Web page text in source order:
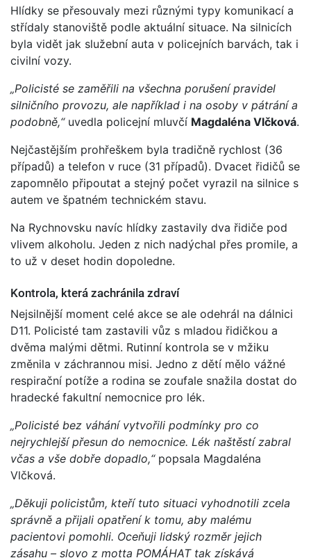
Hlídky se přesouvaly mezi různými typy komunikací a
střídaly stanoviště podle aktuální situace. Na silnicích
byla vidět jak služební auta v policejních barvách, tak i
civilní vozy.
„Policisté se zaměřili na všechna porušení pravidel
silničního provozu, ale například i na osoby v pátrání a
podobně,“uvedla policejní mluvčí Magdaléna Vlčková.
Nejčastějším prohřeškem byla tradičně rychlost (36
případů) a telefon v ruce (31 případů). Dvacet řidičů se
zapomnělo připoutat a stejný počet vyrazil na silnice s
autem ve špatném technickém stavu.
Na Rychnovsku navíc hlídky zastavily dva řidiče pod
vlivem alkoholu. Jeden z nich nadýchal přes promile, a
to už v deset hodin dopoledne.
Kontrola, která zachránila zdraví
Nejsilnější moment celé akce se ale odehrál na dálnici
D11. Policisté tam zastavili vůz s mladou řidičkou a
dvěma malými dětmi. Rutinní kontrola se v mžiku
změnila v záchrannou misi. Jedno z dětí mělo vážné
respirační potíže a rodina se zoufale snažila dostat do
hradecké fakultní nemocnice pro lék.
„Policisté bez váhání vytvořili podmínky pro co
nejrychlejší přesun do nemocnice. Lék naštěstí zabral
včas a vše dobře dopadlo,“ popsala Magdaléna
Vlčková.
„Děkuji policistům, kteří tuto situaci vyhodnotili zcela
správně a přijali opatření k tomu, aby malému
pacientovi pomohli. Oceňuji lidský rozměr jejich
zásahu – slovo z motta POMÁHAT tak získává